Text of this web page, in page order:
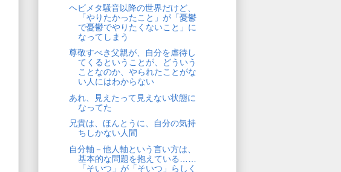
ヘビメタ騒音以降の世界だけど、
「やりたかったこと」が「憂鬱
で憂鬱でやりたくないこと」に
なってしまう
尊敬すべき父親が、自分を虐待し
てくるということが、どういう
ことなのか、やられたことがな
い人にはわからない
あれ、見えたって見えない状態に
なってた
兄貴は、ほんとうに、自分の気持
ちしかない人間
自分軸－他人軸という言い方は、
基本的な問題を抱えている……
「そいつ」が「そいつ」らしく